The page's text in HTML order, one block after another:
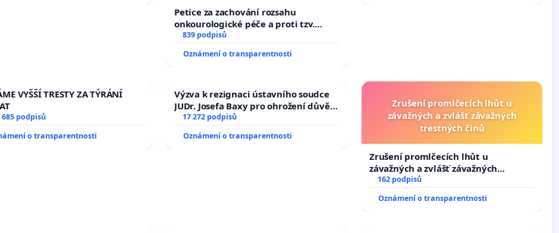
Petice za zachování rozsahu
onkourologické péče a proti tzv.
docentralizaci operačních výkonů
839 podpisů
Oznámení o transparentnosti
VYŠŠÍ TRESTY ZA TÝRÁNÍ
685 podpisů
o transparentnosti
Výzva k rezignaci ústavního soudce
JUDr. Josefa Baxy pro ohrožení důvěry
ve spravedlivý proces
17 272 podpisů
Oznámení o transparentnosti
Zrušení promlčecích lhůt u
závažných a zvlášť závažných
trestných činů
Zrušení promlčecích lhůt u
závažných a zvlášť závažných
trestných činů
162 podpisů
Oznámení o transparentnosti